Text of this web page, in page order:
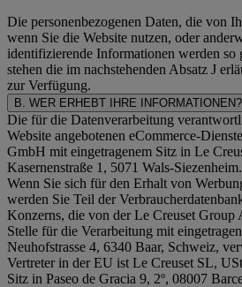
Die personenbezogenen Daten, die von
wenn Sie die Website nutzen, oder
identifizierende Informationen werden so
stehen die im nachstehenden Absatz J
zur Verfügung.
B. WER ERHEBT IHRE INFORMATIONEN?
Die für die Datenverarbeitung
Website angebotenen eCommerce-
GmbH mit eingetragenem Sitz in Le
Kasernenstraße 1, 5071 Wals-Siezenheim.
Wenn Sie sich für den Erhalt von
werden Sie Teil der
Konzerns, die von der Le Creuset Group
Stelle für die Verarbeitung mit
Neuhofstrasse 4, 6340 Baar, Schweiz,
Vertreter in der EU ist Le Creuset SL,
Sitz in Paseo de Gracia 9, 2º, 08007